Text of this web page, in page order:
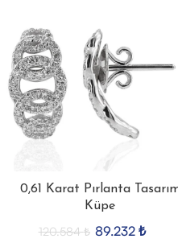
0,61 Karat Pırlanta
Küpe
120.584₺ 89.232 ₺